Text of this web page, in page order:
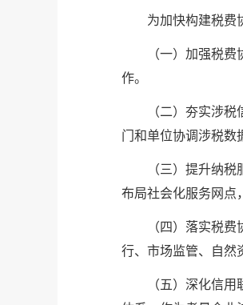
为加快构建税费
（一）加强税
作。
（二）夯实涉
门和单位协调涉税数
（三）提升纳
布局社会化服务网点
（四）落实税
行、市场监管、自然
（五）深化信